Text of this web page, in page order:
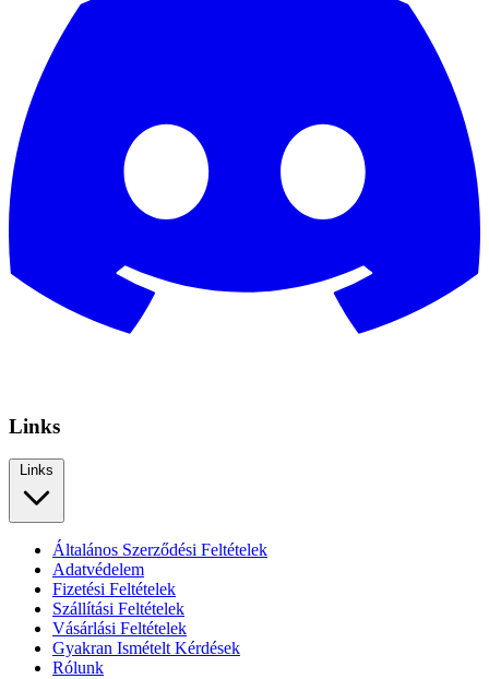
Links
Links
Általános Szerződési Feltételek
Adatvédelem
Fizetési Feltételek
Szállítási Feltételek
Vásárlási Feltételek
Gyakran Ismételt Kérdések
Rólunk